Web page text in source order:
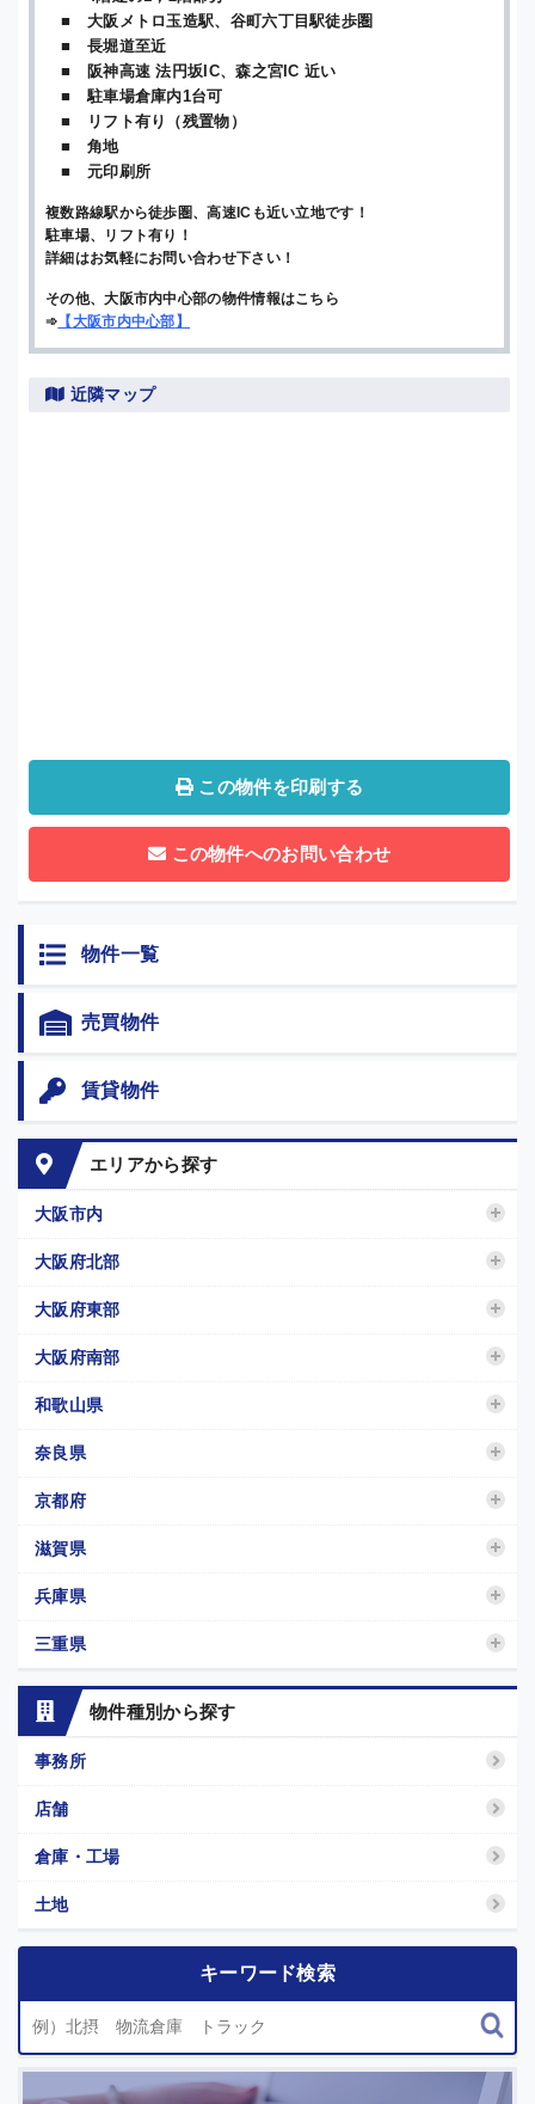
■ 大阪メトロ玉造駅、谷町六丁目駅徒歩圏
■ 長堀道至近
■ 阪神高速 法円坂IC、森之宮IC 近い
■ 駐車場倉庫内1台可
■ リフト有り（残置物）
■ 角地
■ 元印刷所
複数路線駅から徒歩圏、高速ICも近い立地です！
駐車場、リフト有り！
詳細はお気軽にお問い合わせ下さい！
その他、大阪市内中心部の物件情報はこちら
➾ 【大阪市内中心部 】
近隣マップ
この物件を印刷する
この物件へのお問い合わせ
物件一覧
売買物件
賃貸物件
エリアから探す
大阪市内
大阪府北部
大阪府東部
大阪府南部
和歌山県
奈良県
京都府
滋賀県
兵庫県
三重県
物件種別から探す
事務所
店舗
倉庫・工場
土地
キーワード検索